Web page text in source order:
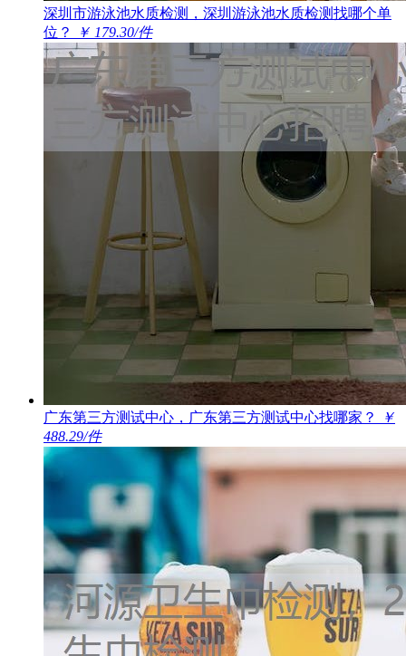
深圳市游泳池水质检测，深圳游泳池水质检测找哪个单
位？
￥ 179.30/件
广东第三方测试中心，广东第三方测试中心找哪家？
￥
488.29/件